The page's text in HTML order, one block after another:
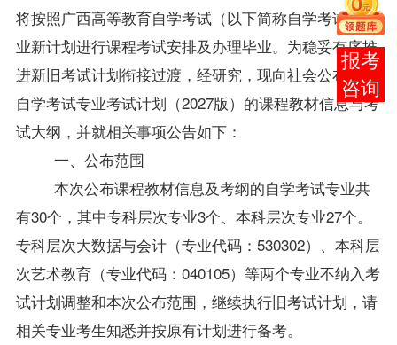
将按照广西高等教育自学考试（以下简称自学考试）专
业新计划进行课程考试安排及办理毕业。为稳妥有序推
进新旧考试计划衔接过渡，经研究，现向社会公布我区
自学考试专业考试计划（2027版）的课程教材信息与考
试大纲，并就相关事项公告如下：
一、公布范围
本次公布课程教材信息及考纲的自学考试专业共
有30个，其中专科层次专业3个、本科层次专业27个。
专科层次大数据与会计（专业代码：530302）、本科层
次艺术教育（专业代码：040105）等两个专业不纳入考
试计划调整和本次公布范围 ， 继续执行旧考试计划，请
相关专业考生知悉并按原有计划进行备考。
在线
客服